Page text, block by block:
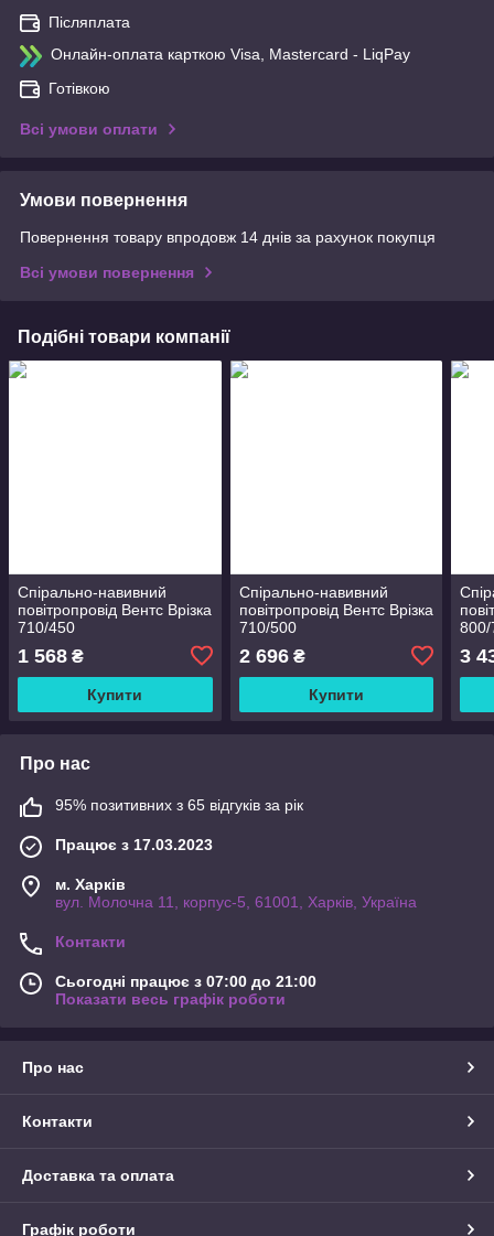
Післяплата
Онлайн-оплата карткою Visa, Mastercard - LiqPay
Готівкою
Всі умови оплати
Умови повернення
Повернення товару впродовж 14 днів за рахунок покупця
Всі умови повернення
Подібні товари компанії
Спірально-навивний
повітропровід Вентс Врізка
710/450
1 568 ₴
Купити
Спірально-навивний
повітропровід Вентс Врізка
710/500
2 696₴
Купити
3
Про нас
95% позитивних з 65 відгуків за рік
Працює з 17.03.2023
м. Харків
вул. Молочна 11, корпус-5, 61001, Харків, Україна
Контакти
Сьогодні працює з 07:00 до 21:00
Показати весь графік роботи
Про нас
Контакти
Доставка та оплата
Графік роботи